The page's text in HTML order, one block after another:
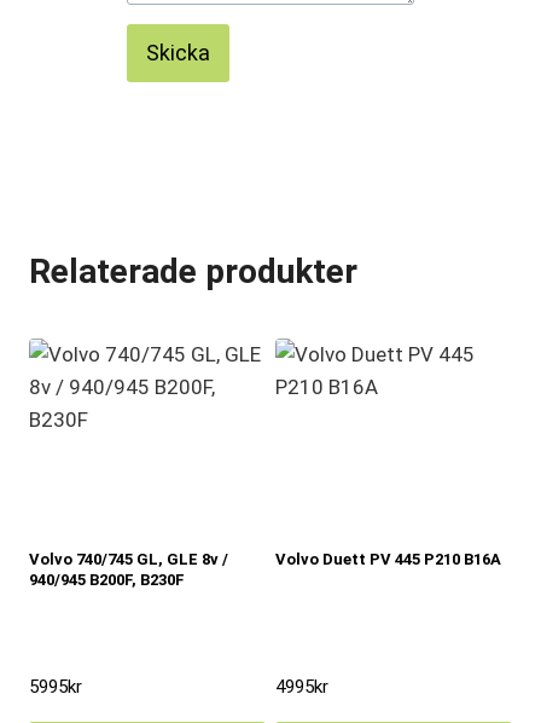
Skicka
Relaterade produkter
Volvo 740/745 GL, GLE 8v /
940/945 B200F, B230F
5995kr
Volvo Duett PV 445 P210 B16A
4995kr